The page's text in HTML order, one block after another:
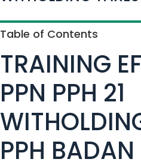
Table of Contents
TRAINING
PPN PPH 21
PPH BADAN